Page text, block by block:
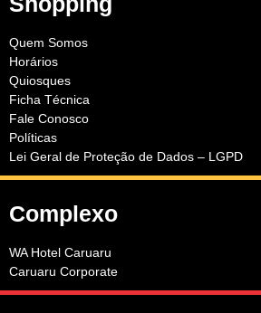
Quem Somos
Horários
Quiosques
Ficha Técnica
Fale Conosco
Políticas
Lei Geral de Proteção de Dados – LGPD
Complexo
WA Hotel Caruaru
Caruaru Corporate